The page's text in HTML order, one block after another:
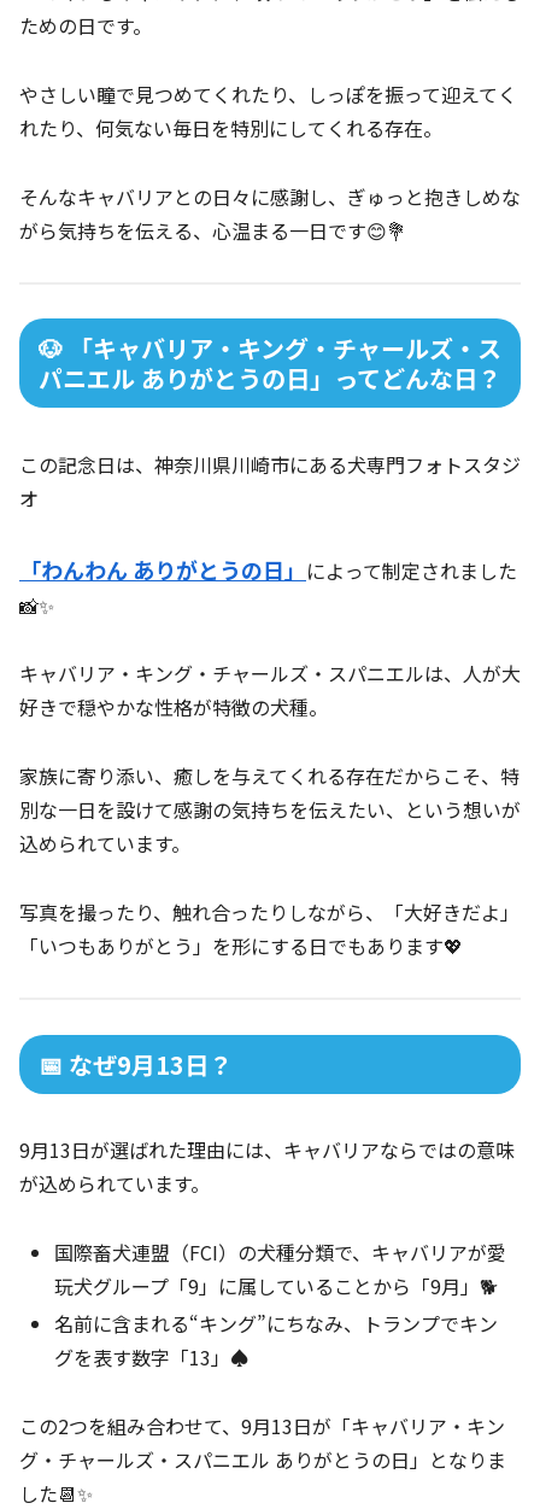
ための日です。
やさしい瞳で見つめてくれたり、しっぽを振って迎えてく
れたり、何気ない毎日を特別にしてくれる存在。
そんなキャバリアとの日々に感謝し、ぎゅっと抱きしめな
がら気持ちを伝える、心温まる一日です😊💐
🐶 「キャバリア・キング・チャールズ・ス
パニエル ありがとうの日」ってどんな日？
この記念日は、神奈川県川崎市にある犬専門フォトスタジ
オ
「わんわん ありがとうの日」 によって制定されました
📸✨
キャバリア・キング・チャールズ・スパニエルは、人が大
好きで穏やかな性格が特徴の犬種。
家族に寄り添い、癒しを与えてくれる存在だからこそ、特
別な一日を設けて感謝の気持ちを伝えたい、という想いが
込められています。
写真を撮ったり、触れ合ったりしながら、「大好きだよ」
「いつもありがとう」を形にする日でもあります💖
📅 なぜ9月13日？
9月13日が選ばれた理由には、キャバリアならではの意味
が込められています。
国際畜犬連盟（FCI）の犬種分類で、キャバリアが愛
玩犬グループ「9」に属していることから「9月」🐕
名前に含まれる“キング”にちなみ、トランプでキン
グを表す数字「13」♠️
この2つを組み合わせて、9月13日が「キャバリア・キン
グ・チャールズ・スパニエル ありがとうの日」となりま
した📆✨